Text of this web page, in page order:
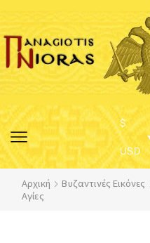
$
USD
Αρχική Βυζαντινές Εικόνες
Αγίες